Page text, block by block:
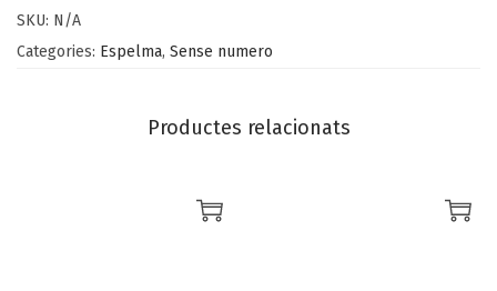
SKU: N/A
Categories: Espelma, Sense numero
Productes relacionats